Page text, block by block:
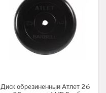
Диск обрезиненный Атлет 26